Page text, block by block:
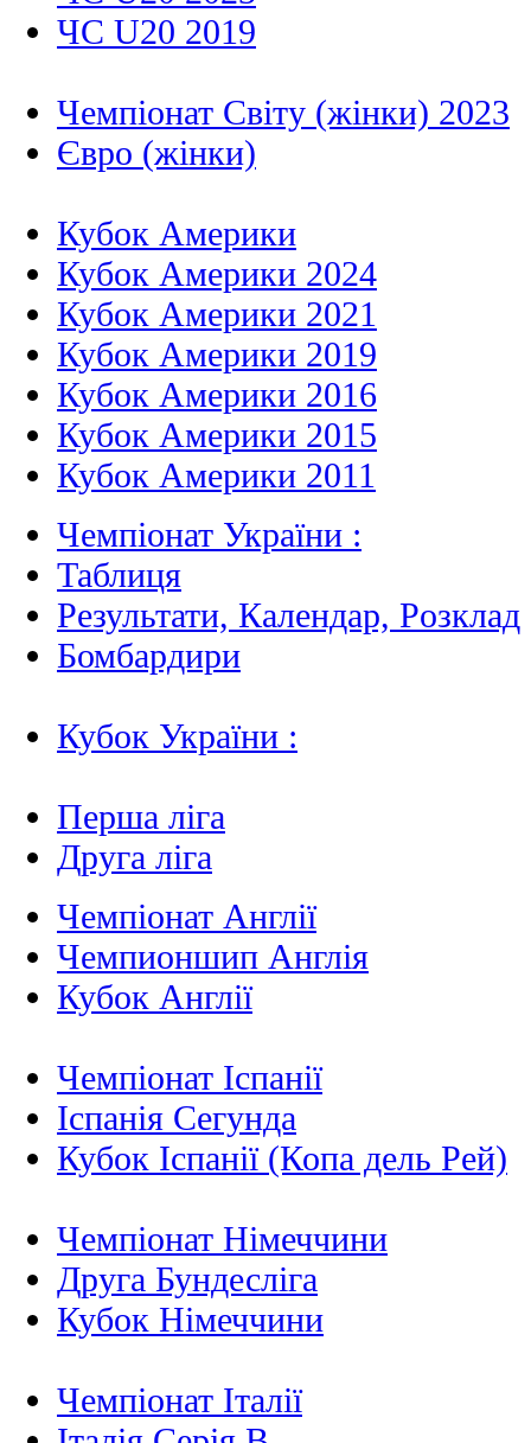
ЧС U20 2019
Чемпіонат Світу (жінки) 2023
Євро (жінки)
Кубок Америки
Кубок Америки 2024
Кубок Америки 2021
Кубок Америки 2019
Кубок Америки 2016
Кубок Америки 2015
Кубок Америки 2011
Чемпіонат України :
Таблиця
Результати, Календар, Poзклад
Бомбардири
Кубок України :
Перша ліга
Друга ліга
Чемпіонат Англії
Чемпионшип Англія
Кубок Англії
Чемпіонат Іспанії
Іспанія Сегунда
Кубок Іспанії (Копа дель Рей)
Чемпіонат Німеччини
Друга Бундесліга
Кубок Німеччини
Чемпіонат Італії